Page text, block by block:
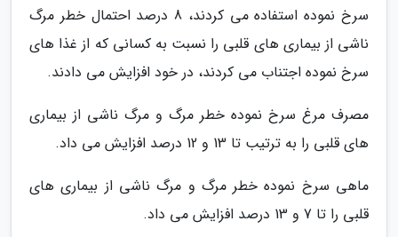
سرخ نموده استفاده می کردند، 8 درصد احتمال خطر مرگ
ناشی از بیماری های قلبی را نسبت به کسانی که از غذا های
سرخ نموده اجتناب می کردند، در خود افزایش می دادند.
مصرف مرغ سرخ نموده خطر مرگ و مرگ ناشی از بیماری
های قلبی را به ترتیب تا 13 و 12 درصد افزایش می داد.
ماهی سرخ نموده خطر مرگ و مرگ ناشی از بیماری های
قلبی را تا 7 و 13 درصد افزایش می داد.